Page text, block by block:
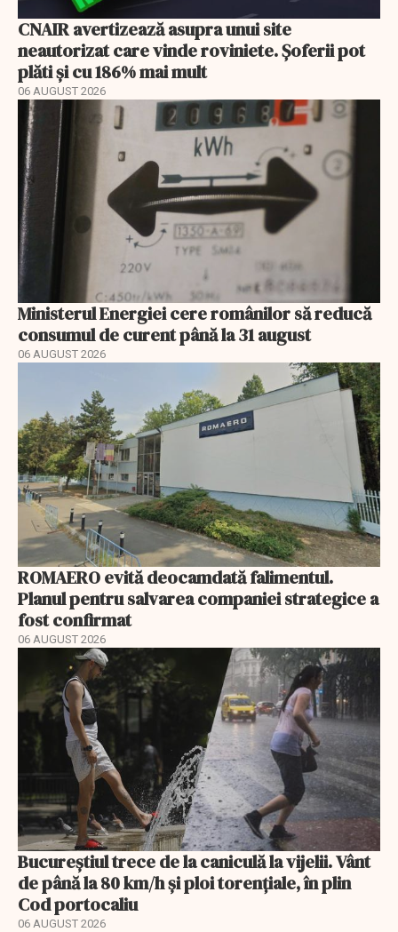
CNAIR avertizează asupra unui site
neautorizat care vinde roviniete. Șoferii pot
plăti și cu 186% mai mult
06 AUGUST 2026
Ministerul Energiei cere românilor să reducă
consumul de curent până la 31 august
06 AUGUST 2026
ROMAERO evită deocamdată falimentul.
Planul pentru salvarea companiei strategice a
fost confirmat
06 AUGUST 2026
Bucureștiul trece de la caniculă la vijelii. Vânt
de până la 80 km/h și ploi torențiale, în plin
Cod portocaliu
06 AUGUST 2026